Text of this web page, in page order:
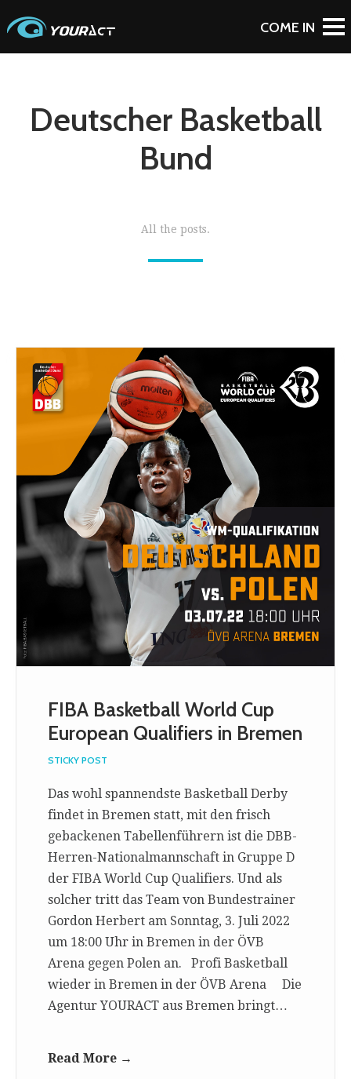
Deutscher Basketball
Bund
All the posts.
FIBA Basketball World Cup
European Qualifiers in Bremen
STICKY POST
Das wohl spannendste Basketball Derby
findet in Bremen statt, mit den frisch
gebackenen Tabellenführern ist die DBB-
Herren-Nationalmannschaft in Gruppe D
der FIBA World Cup Qualifiers. Und als
solcher tritt das Team von Bundestrainer
Gordon Herbert am Sonntag, 3. Juli 2022
um 18:00 Uhr in Bremen in der ÖVB
Arena gegen Polen an. Profi Basketball
wieder in Bremen in der ÖVB Arena Die
Agentur YOURACT aus Bremen bringt…
Read More →